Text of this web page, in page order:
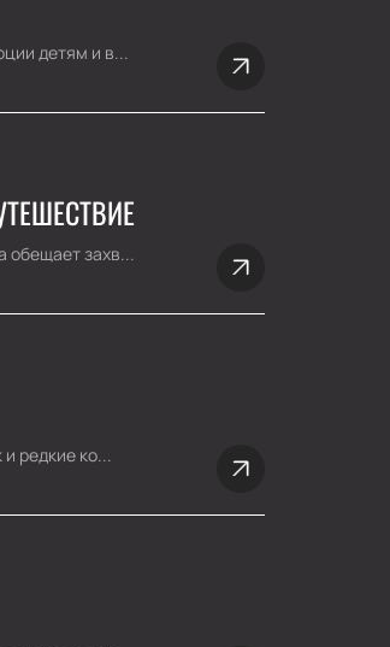
детям и в...
захв...
редкие ко...